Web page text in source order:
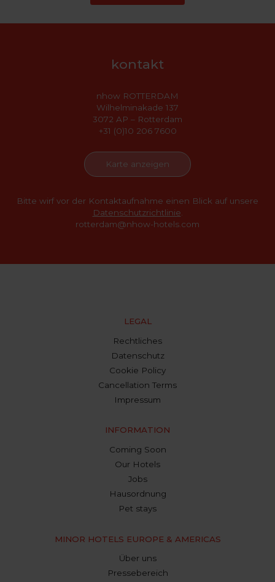
kontakt
nhow ROTTERDAM
Wilhelminakade 137
3072 AP – Rotterdam
+31 (0)10 206 7600
Karte anzeigen
Bitte wirf vor der Kontaktaufnahme einen Blick auf unsere
Datenschutzrichtlinie
rotterdam@nhow-hotels.com
LEGAL
Rechtliches
Datenschutz
Cookie Policy
Cancellation Terms
Impressum
INFORMATION
Coming Soon
Our Hotels
Jobs
Hausordnung
Pet stays
MINOR HOTELS EUROPE & AMERICAS
Über uns
Pressebereich